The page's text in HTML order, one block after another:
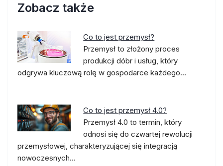
Zobacz także
Co to jest przemysł?
Przemysł to złożony proces
produkcji dóbr i usług, który
odgrywa kluczową rolę w gospodarce każdego…
Co to jest przemysł 4.0?
Przemysł 4.0 to termin, który
odnosi się do czwartej rewolucji
przemysłowej, charakteryzującej się integracją
nowoczesnych…